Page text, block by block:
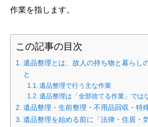
作業を指します。
この記事の目次
遺品整理とは、故人の持ち物と暮らし
と
遺品整理で行う主な作業
遺品整理は「全部捨てる作業」では
遺品整理・生前整理・不用品回収・特
遺品整理を始める前に「法律・住居・